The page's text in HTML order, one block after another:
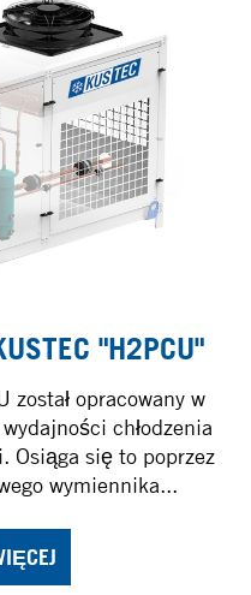
"H2PCU"
został opracowany w
chłodzenia
Osiąga się to poprzez
wymiennika...